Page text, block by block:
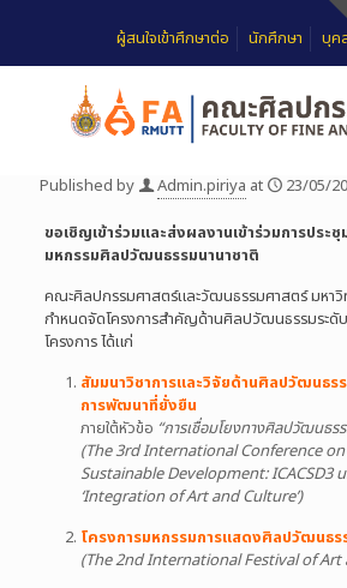
ผู้สนใจเข้าศึกษาต่อ นักศึกษา บุค
Published by Admin.piriya at
23/05/
ขอเชิญเข้าร่วมและส่งผลงานเข้าร่วมการประ
มหกรรมศิลปวัฒนธรรมนานาชาติ
คณะศิลปกรรมศาสตร์และวัฒนธรรมศาสตร์ มหาวิ
กำหนดจัดโครงการสำคัญด้านศิลปวัฒนธรรมระดั
โครงการ ได้แก่
สัมมนาวิชาการและวิจัยด้านศิลปวัฒนธร
การพัฒนาที่ยั่งยืน
ภายใต้หัวข้อ “การเชื่อมโยงทางศิลปวัฒนธร
(The 3rd International Conference
Sustainable Development: ICACSD3
‘Integration of Art and Culture’)
โครงการมหกรรมการแสดงศิลปวัฒนธร
(The 2nd International Festival of Art